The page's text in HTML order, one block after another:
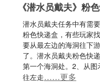
《潜水员戴夫》粉
潜水员戴夫任务中有需
粉色快递盒，有些玩家
要从最左边的海洞往下
了。潜水员戴夫粉色快
第一个海洞处。2、从
往左走……更多